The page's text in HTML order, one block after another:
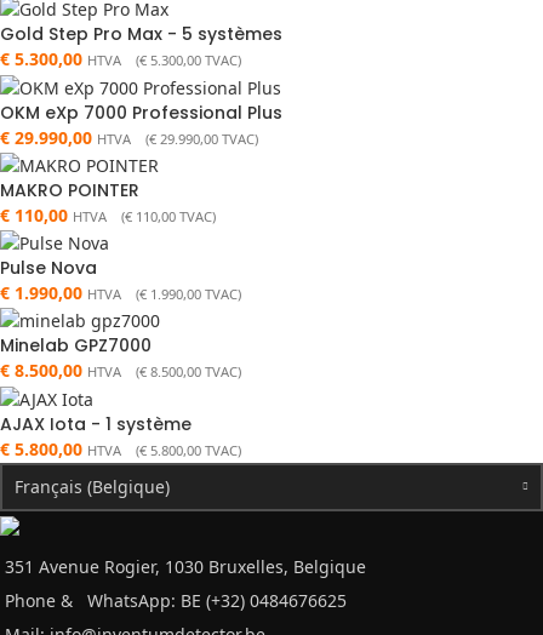
Gold Step Pro Max - 5 systèmes
€ 5.300,00 HTVA (€ 5.300,00 TVAC)
OKM eXp 7000 Professional Plus
€ 29.990,00 HTVA (€ 29.990,00 TVAC)
MAKRO POINTER
€ 110,00 HTVA (€ 110,00 TVAC)
Pulse Nova
€ 1.990,00 HTVA (€ 1.990,00 TVAC)
Minelab GPZ7000
€ 8.500,00 HTVA (€ 8.500,00 TVAC)
AJAX Iota - 1 système
€ 5.800,00 HTVA (€ 5.800,00 TVAC)
Français (Belgique)
351 Avenue Rogier, 1030 Bruxelles, Belgique
Phone &
WhatsApp: BE (+32) 0484676625